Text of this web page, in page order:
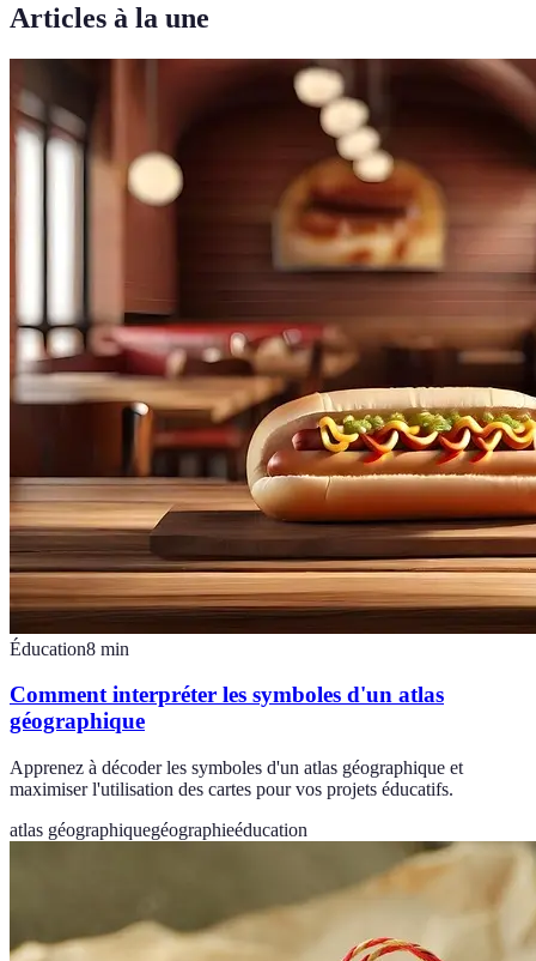
Articles à la une
Éducation8 min
Comment interpréter les symboles d'un atlas
géographique
Apprenez à décoder les symboles d'un atlas géographique et
maximiser l'utilisation des cartes pour vos projets éducatifs.
atlas géographiquegéographieéducation